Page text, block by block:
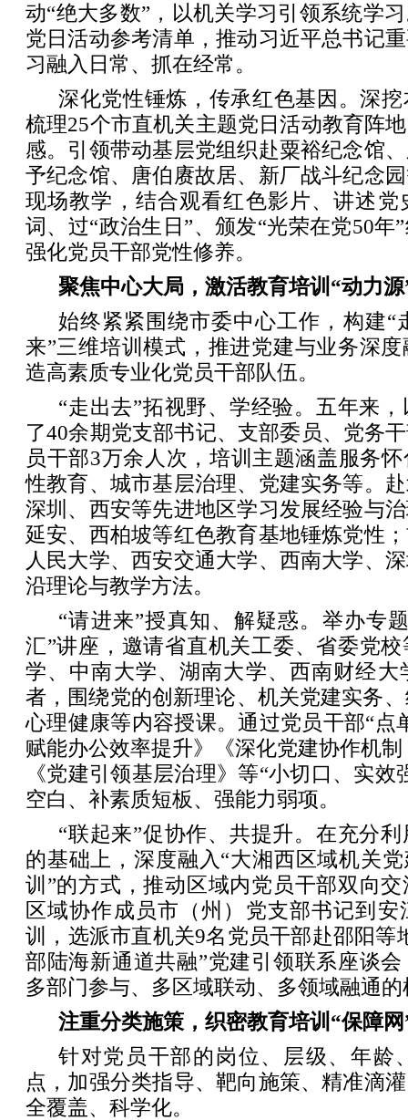
动“绝大多数”，以机关学习引领系统学
党日活动参考清单，推动习近平总书记
习融入日常、抓在经常。
深化党性锤炼，传承红色基因。深
梳理25个市直机关主题党日活动教育阵
感。引领带动基层党组织赴粟裕纪念馆
予纪念馆、唐伯赓故居、新厂战斗纪念
现场教学，结合观看红色影片、讲述党
词、过“政治生日”、颁发“光荣在党50年
强化党员干部党性修养。
聚焦中心大局，激活教育培训“动力源
始终紧紧围绕市委中心工作，构建“
来”三维培训模式，推进党建与业务深
造高素质专业化党员干部队伍。
“走出去”拓视野、学经验。五年来
了40余期党支部书记、支部委员、党务
员干部3万余人次，培训主题涵盖服务
性教育、城市基层治理、党建实务等。
深圳、西安等先进地区学习发展经验与
延安、西柏坡等红色教育基地锤炼党性
人民大学、西安交通大学、西南大学、
沿理论与教学方法。
“请进来”授真知、解疑惑。举办专
汇”讲座，邀请省直机关工委、省委党
学、中南大学、湖南大学、西南财经大
者，围绕党的创新理论、机关党建实务
心理健康等内容授课。通过党员干部“点
赋能办公效率提升》《深化党建协作机
《党建引领基层治理》等“小切口、实
空白、补素质短板、强能力弱项。
“联起来”促协作、共提升。在充分
的基础上，深度融入“大湘西区域机关
训”的方式，推动区域内党员干部双向
区域协作成员市（州）党支部书记到
训，选派市直机关9名党员干部赴邵阳等
部陆海新通道共融”党建引领联系座谈
多部门参与、多区域联动、多领域融通
注重分类施策，织密教育培训“保障网
针对党员干部的岗位、层级、年龄
点，加强分类指导、靶向施策、精准滴
全覆盖、科学化。